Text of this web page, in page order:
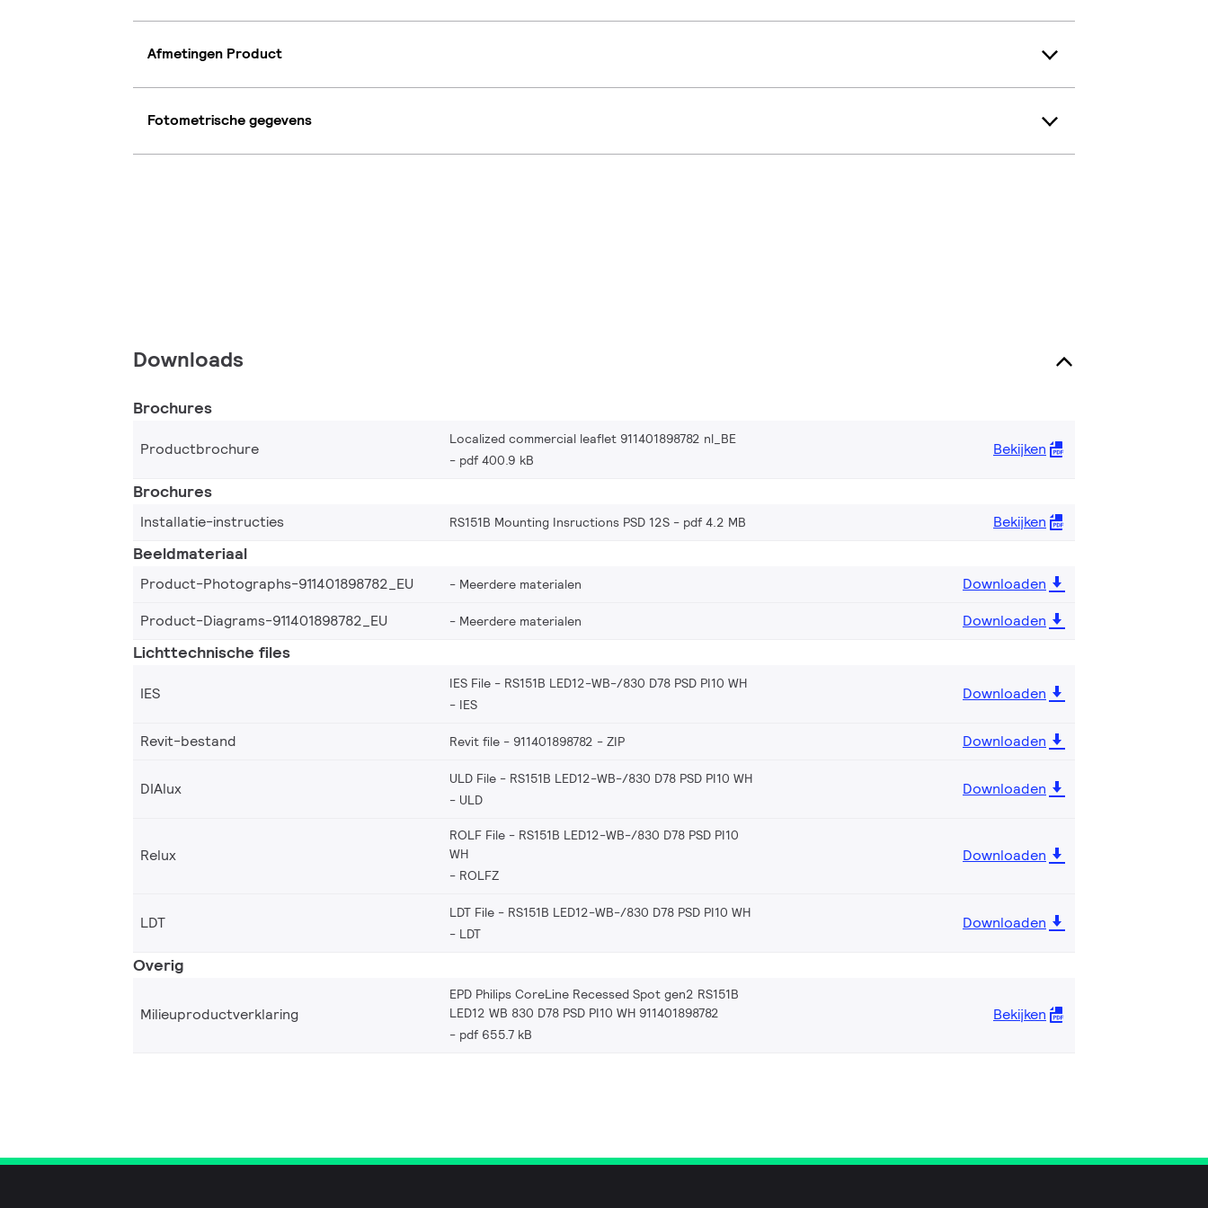
Afmetingen Product
Fotometrische gegevens
Downloads
Brochures
Productbrochure
Localized commercial leaflet 911401898782 nl_BE
pdf 400.9 kB
Bekijken
Brochures
Installatie-instructies RS151B Mounting Insructions PSD 12S pdf 4.2 MB Bekijken
Beeldmateriaal
Product-Photographs-911401898782_EU Meerdere materialen
Downloaden
Product-Diagrams-911401898782_EU
Meerdere materialen Downloaden
Lichttechnische files
IES
IES File - RS151B LED12-WB-/830 D78 PSD PI10 WH
IES
Downloaden
Revit-bestand Revit file - 911401898782 ZIP Downloaden
DIAlux
ULD File - RS151B LED12-WB-/830 D78 PSD PI10 WH
ULD
Downloaden
Relux
ROLF File - RS151B LED12-WB-/830 D78 PSD PI10
WH
ROLFZ
Downloaden
LDT
LDT File - RS151B LED12-WB-/830 D78 PSD PI10 WH
LDT
Downloaden
Overig
Milieuproductverklaring
EPD Philips CoreLine Recessed Spot gen2 RS151B
LED12 WB 830 D78 PSD PI10 WH 911401898782
pdf 655.7 kB
Bekijken